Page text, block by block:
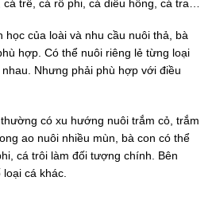
cá trê, cá rô phi, cá diêu hồng, cá tra…
học của loài và nhu cầu nuôi thả, bà
hợp. Có thể nuôi riêng lẻ từng loại
Nhưng phải phù hợp với điều
có xu hướng nuôi trắm cỏ, trắm
ao nuôi nhiều mùn, bà con có thể
cá trôi làm đối tượng chính. Bên
cá khác.